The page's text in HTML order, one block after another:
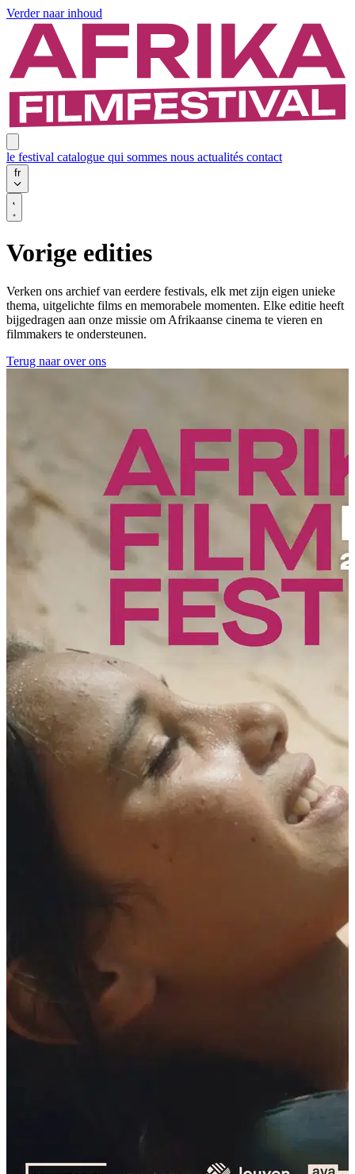
Verder naar inhoud
le festival catalogue qui sommes nous actualités contact
fr
Vorige edities
Verken ons archief van eerdere festivals, elk met zijn eigen unieke
thema, uitgelichte films en memorabele momenten. Elke editie heeft
bijgedragen aan onze missie om Afrikaanse cinema te vieren en
filmmakers te ondersteunen.
Terug naar over ons